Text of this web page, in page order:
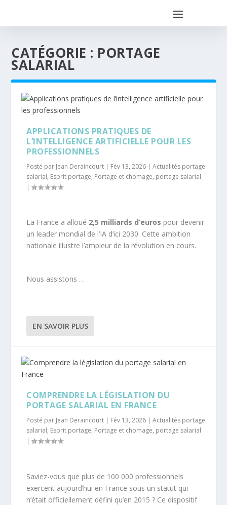
CATÉGORIE : PORTAGE
SALARIAL
APPLICATIONS PRATIQUES DE
L’INTELLIGENCE ARTIFICIELLE POUR LES
PROFESSIONNELS
Posté par Jean Deraincourt | Fév 13, 2026 |Actualités portage
salarial, Esprit portage, Portage et chomage, portage salarial
|
La France a alloué 2,5 milliards d’euros pour devenir
un leader mondial de l’IA d’ici 2030. Cette ambition
nationale illustre l’ampleur de la révolution en cours.
Nous assistons …
EN SAVOIR PLUS
COMPRENDRE LA LÉGISLATION DU
PORTAGE SALARIAL EN FRANCE
Posté par Jean Deraincourt | Fév 13, 2026 |Actualités portage
salarial, Esprit portage, Portage et chomage, portage salarial
|
Saviez-vous que plus de 100 000 professionnels
exercent aujourd’hui en France sous un statut qui
n’était officiellement défini qu’en 2015 ? Ce dispositif